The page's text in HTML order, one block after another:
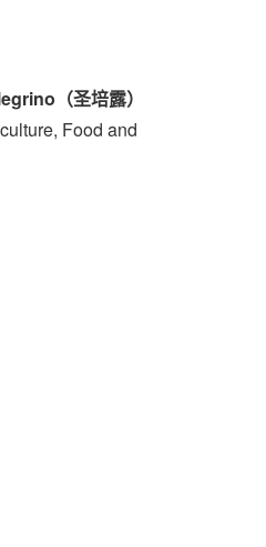
（圣培露）
Food and